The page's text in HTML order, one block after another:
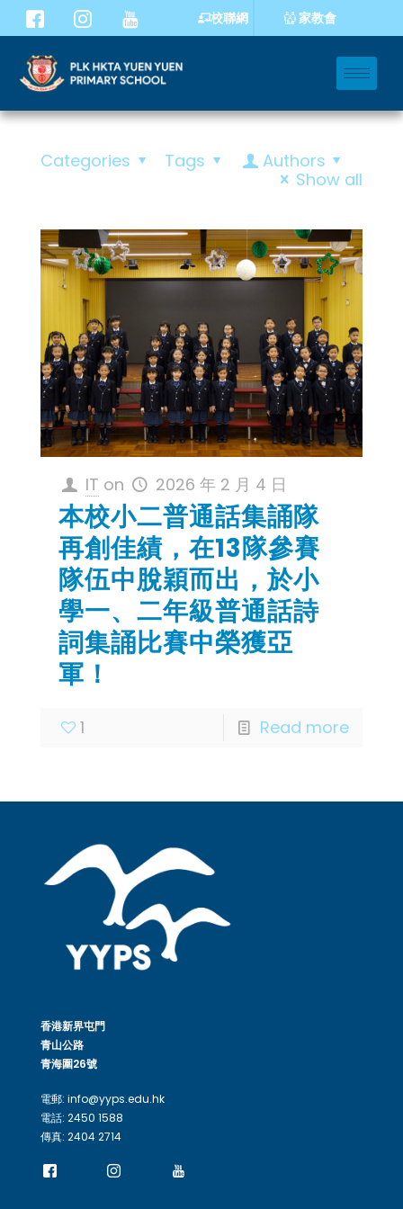
校聯網 家教會
Categories Tags
Authors
Show all
IT on 2026 年 2 月 4 日
本校小二普通話集誦隊
再創佳績，在13隊參賽
隊伍中脫穎而出，於小
學一、二年級普通話詩
詞集誦比賽中榮獲亞
軍！
1 Read more
香港新界屯門
青山公路
青海圍26號
電郵: info@yyps.edu.hk
電話: 2450 1588
傳真: 2404 2714